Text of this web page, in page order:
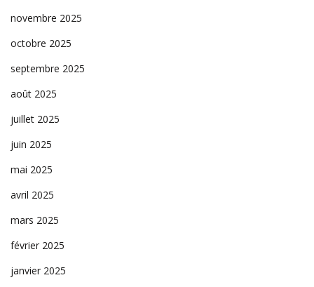
novembre 2025
octobre 2025
septembre 2025
août 2025
juillet 2025
juin 2025
mai 2025
avril 2025
mars 2025
février 2025
janvier 2025